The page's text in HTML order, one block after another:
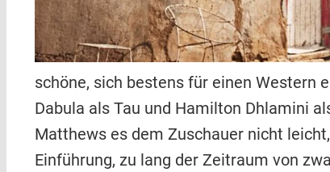
schöne, sich bestens für einen Western
Dabula als Tau und Hamilton Dhlamini
Matthews es dem Zuschauer nicht
Einführung, zu lang der Zeitraum von